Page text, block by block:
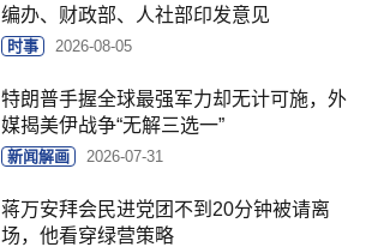
编办、财政部、人社部印发意见
时事 2026-08-05
特朗普手握全球最强军力却无计可施，外
媒揭美伊战争“无解三选一”
新闻解画 2026-07-31
蒋万安拜会民进党团不到20分钟被请离
场，他看穿绿营策略